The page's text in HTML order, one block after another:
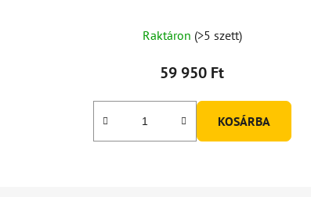
Raktáron (>5 szett)
59 950 Ft
KOSÁRBA